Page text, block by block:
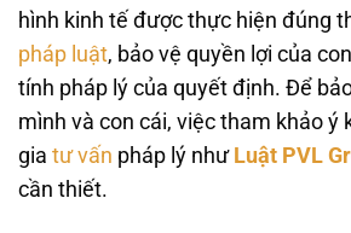
hình kinh tế được thực hiện đúng
pháp luật, bảo vệ quyền lợi của
tính pháp lý của quyết định. Để
mình và con cái, việc tham khảo ý
gia tư vấn pháp lý như Luật PVL
cần thiết.